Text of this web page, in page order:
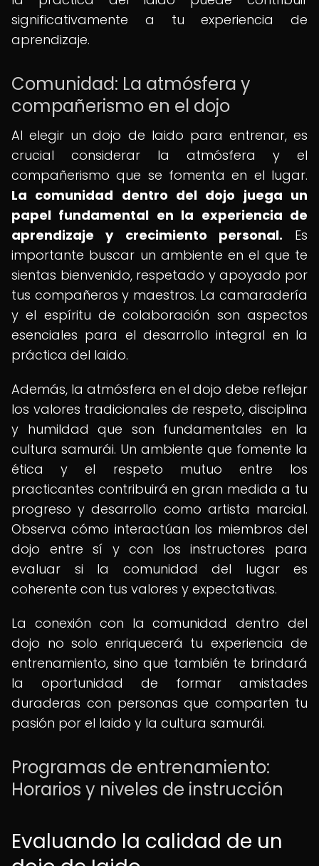
significativamente a tu experiencia de
aprendizaje.
Comunidad: La atmósfera y
compañerismo en el dojo
Al elegir un dojo de Iaido para entrenar, es
crucial considerar la atmósfera y el
compañerismo que se fomenta en el lugar.
La comunidad dentro del dojo juega un
papel fundamental en la experiencia de
aprendizaje y crecimiento personal. Es
importante buscar un ambiente en el que te
sientas bienvenido, respetado y apoyado por
tus compañeros y maestros. La camaradería
y el espíritu de colaboración son aspectos
esenciales para el desarrollo integral en la
práctica del Iaido.
Además, la atmósfera en el dojo debe reflejar
los valores tradicionales de respeto, disciplina
y humildad que son fundamentales en la
cultura samurái. Un ambiente que fomente la
ética y el respeto mutuo entre los
practicantes contribuirá en gran medida a tu
progreso y desarrollo como artista marcial.
Observa cómo interactúan los miembros del
dojo entre sí y con los instructores para
evaluar si la comunidad del lugar es
coherente con tus valores y expectativas.
La conexión con la comunidad dentro del
dojo no solo enriquecerá tu experiencia de
entrenamiento, sino que también te brindará
la oportunidad de formar amistades
duraderas con personas que comparten tu
pasión por el Iaido y la cultura samurái.
Programas de entrenamiento:
Horarios y niveles de instrucción
Evaluando la calidad de un